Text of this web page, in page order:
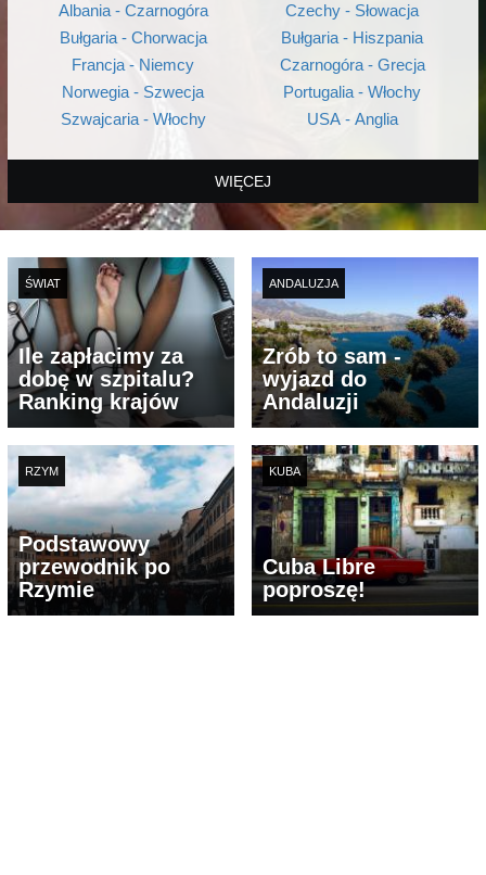
Albania - Czarnogóra
Bułgaria - Chorwacja
Francja - Niemcy
Norwegia - Szwecja
Szwajcaria - Włochy
Czechy - Słowacja
Bułgaria - Hiszpania
Czarnogóra - Grecja
Portugalia - Włochy
USA - Anglia
WIĘCEJ
ŚWIAT
Ile zapłacimy za
dobę w szpitalu?
Ranking krajów
ANDALUZJA
Zrób to sam -
wyjazd do
Andaluzji
RZYM
Podstawowy
przewodnik po
Rzymie
KUBA
Cuba Libre
poproszę!